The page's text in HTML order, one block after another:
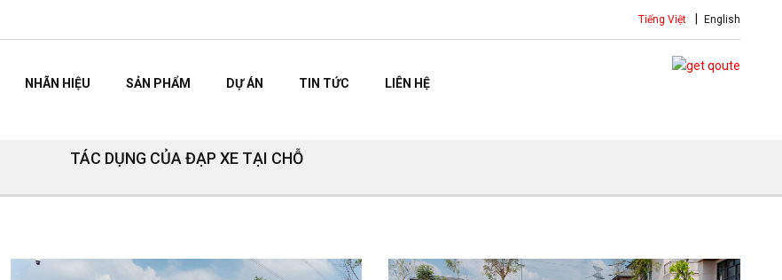
Tiếng Việt English
NHÃN HIỆU SẢN PHẨM DỰ ÁN TIN TỨC LIÊN HỆ
TÁC DỤNG CỦA ĐẠP XE TẠI CHỖ